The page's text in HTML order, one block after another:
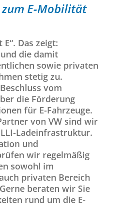
E-Mobilität
Das zeigt:
die damit
sowie privaten
stetig zu.
vom
die Förderung
für E-Fahrzeuge.
von VW sind wir
Ladeinfrastruktur.
und
wir regelmäßig
sowohl im
privaten Bereich
beraten wir Sie
rund um die E-